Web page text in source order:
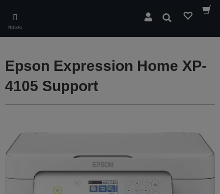
main
content
Nabídka
Hledat
Epson Expression Home XP-
4105 Support